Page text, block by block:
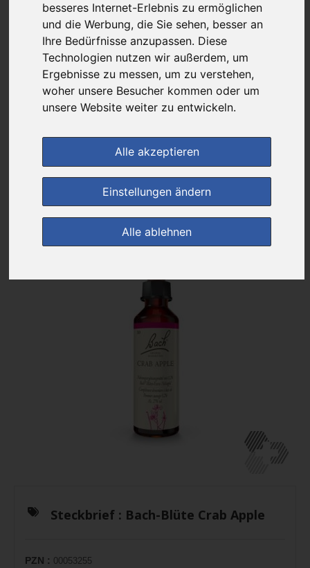
besseres Internet-Erlebnis zu ermöglichen
und die Werbung, die Sie sehen, besser an
Ihre Bedürfnisse anzupassen. Diese
Technologien nutzen wir außerdem, um
Ergebnisse zu messen, um zu verstehen,
woher unsere Besucher kommen oder um
unsere Website weiter zu entwickeln.
Alle akzeptieren
Einstellungen ändern
Alle ablehnen
Ersparnis: 41 %oder 6,40 €
Preis pro 1 ML / 0,45 €
Daten vom 06.08.2026 17:26 Uhr
(0) Jetzt bewerten!
im Shop bestellen
zur Einkaufsliste
Steckbrief : Bach-Blüte Crab Apple
PZN : 00053255